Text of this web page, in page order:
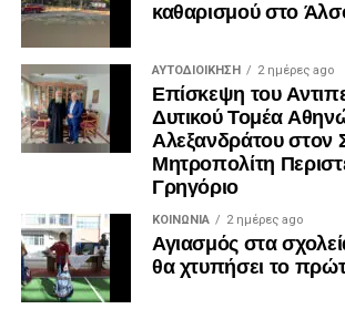
καθαρισμού στο
ΑΥΤΟΔΙΟΊΚΗΣΗ 2 ημέρες ago
Επίσκεψη του
Δυτικού Τομέα
Αλεξανδράτου στον
Μητροπολίτη
Γρηγόριο
ΚΟΙΝΩΝΊΑ 2 ημέρες ago
Αγιασμός στα
θα χτυπήσει το